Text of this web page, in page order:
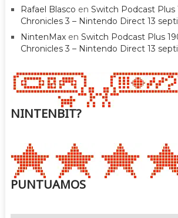
Rafael Blasco en Switch Podcast Plus
Chronicles 3 – Nintendo Direct 13
NintenMaxen Switch Podcast Plus
Chronicles 3 – Nintendo Direct 13
NINTENBIT?
PUNTUAMOS